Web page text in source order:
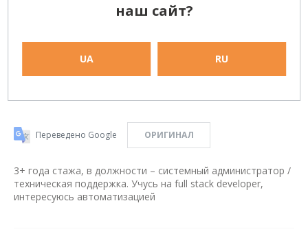
Переезд в другой город
Переведено Google ОРИГИНАЛ
3+ года стажа, в должности – системный администратор /
техническая поддержка. Учусь на full stack developer,
интересуюсь автоматизацией
наш сайт?
UA RU